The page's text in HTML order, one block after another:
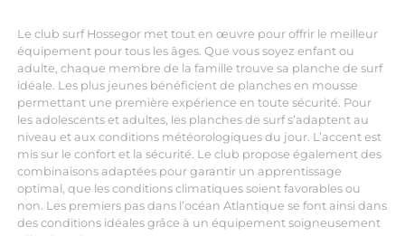
Le club surf Hossegor met tout en œuvre pour offrir le meilleur
équipement pour tous les âges. Que vous soyez enfant ou
adulte, chaque membre de la famille trouve sa planche de surf
idéale. Les plus jeunes bénéficient de planches en mousse
permettant une première expérience en toute sécurité. Pour
les adolescents et adultes, les planches de surf s’adaptent au
niveau et aux conditions météorologiques du jour. L’accent est
mis sur le confort et la sécurité. Le club propose également des
combinaisons adaptées pour garantir un apprentissage
optimal, que les conditions climatiques soient favorables ou
non. Les premiers pas dans l’océan Atlantique se font ainsi dans
des conditions idéales grâce à un équipement soigneusement